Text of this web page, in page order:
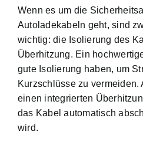
Wenn es um die
Autoladekabeln geht, sind
wichtig: die Isolierung des
Überhitzung. Ein
gute Isolierung haben, um
Kurzschlüsse zu vermeiden.
einen integrierten
das Kabel automatisch
wird.